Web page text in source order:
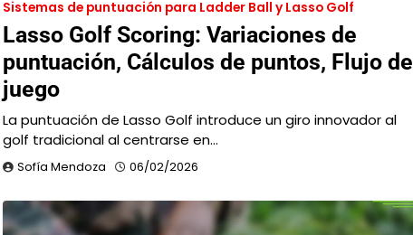
Sistemas de puntuación para Ladder Ball y Lasso Golf
Lasso Golf Scoring: Variaciones de
puntuación, Cálculos de puntos, Flujo del
juego
La puntuación de Lasso Golf introduce un giro innovador al
golf tradicional al centrarse en…
Sofía Mendoza 06/02/2026